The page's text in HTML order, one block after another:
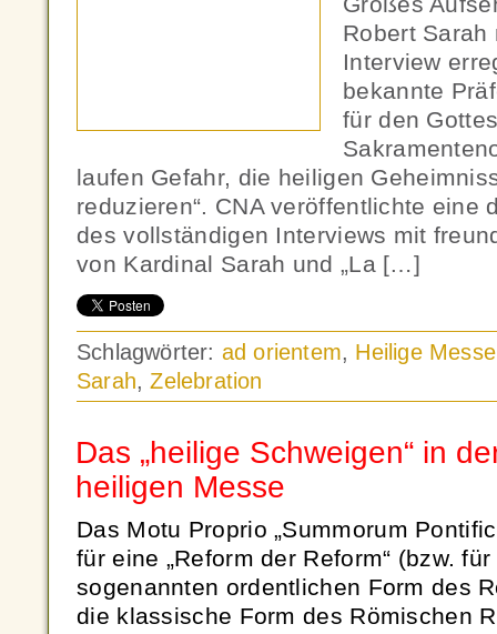
Robert
Interview
bekannte
für den
laufen Gefahr, die heiligen
reduzieren“. CNA veröffentlichte eine
des vollständigen Interviews mit
von Kardinal Sarah und „La […]
Schlagwörter: ad orientem, Heilige Messe
Sarah,Zelebration
Das „heilige Schweigen“ in
heiligen Messe
Das Motu Proprio „Summorum
für eine „Reform der Reform“ (bzw.
sogenannten ordentlichen Form des
die klassische Form des Römischen